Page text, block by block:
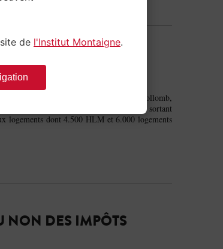
PROGRAMME DE
crible les projets phares de Gérard Collomb,
promesses. Gérard Collomb, maire PS sortant
logements dont 4.500 HLM et 6.000 logements
NON DES IMPÔTS
de l'Institut Montaigne.